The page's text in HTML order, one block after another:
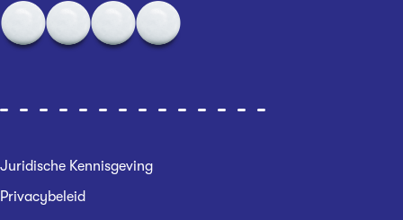
Juridische Kennisgeving
Privacybeleid